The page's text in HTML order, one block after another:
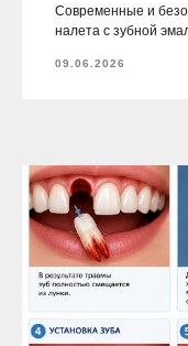
Современные и
налета с зубной
09.06.2026